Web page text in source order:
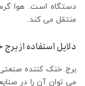
دستگاه است. هوا
منتقل می کند.
دلایل استفاده از
برج خنک ‌کننده
می ‌توان آن را در